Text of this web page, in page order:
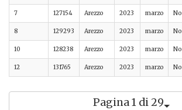
7 127154 Arezzo 2023 marzo No
8 129293 Arezzo 2023 marzo No
10 128238 Arezzo 2023 marzo No
12 131765 Arezzo 2023 marzo No
Pagina 1 di 29